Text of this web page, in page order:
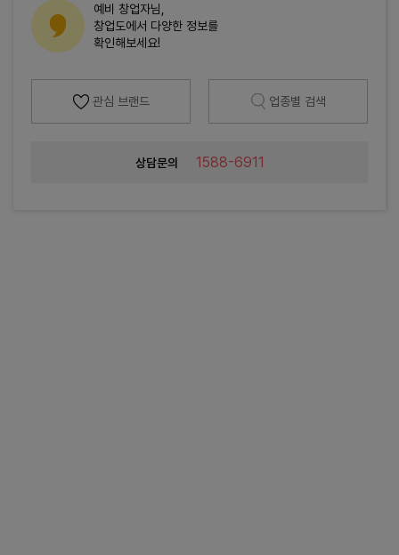
예비 창업자님,
창업도에서 다양한 정보를
확인해보세요!
관심 브랜드 업종별 검색
상담문의 1588-6911